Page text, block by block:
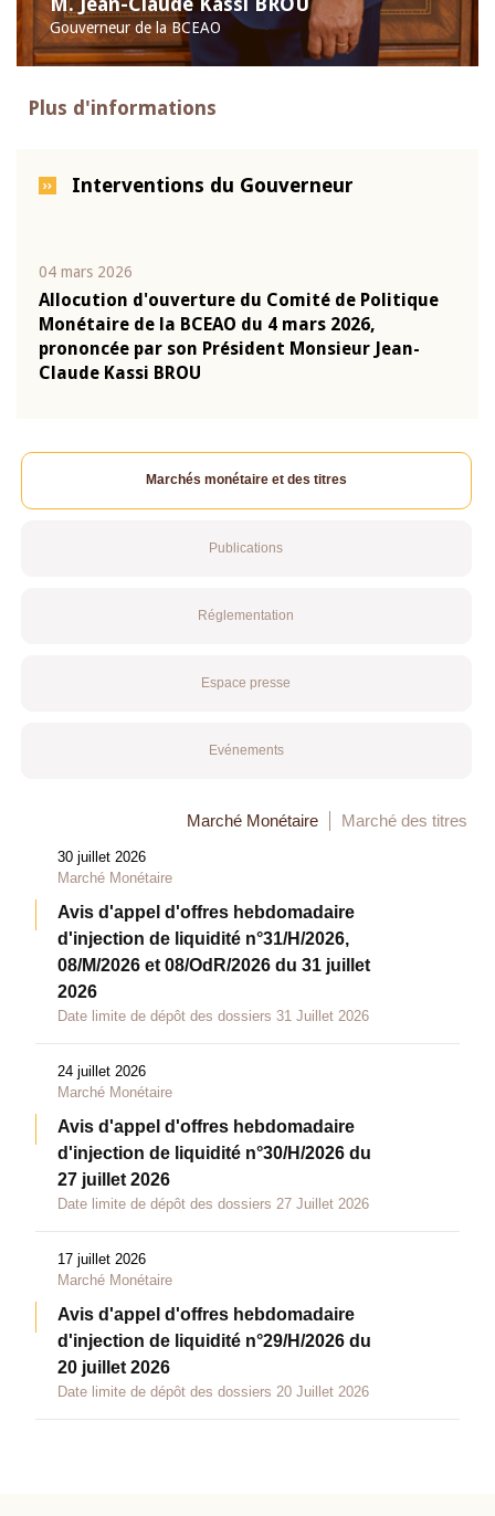
Gouverneur de la BCEAO
Plus d'informations
Interventions du Gouverneur
04 mars 2026
Allocution d'ouverture du Comité de Politique
Monétaire de la BCEAO du 4 mars 2026,
prononcée par son Président Monsieur Jean-
Claude Kassi BROU
Marchés monétaire et des titres
Publications
Réglementation
Espace presse
Evénements
Marché Monétaire Marché des titres
30 juillet 2026
Marché Monétaire
Avis d'appel d'offres hebdomadaire
d'injection de liquidité n°31/H/2026,
08/M/2026 et 08/OdR/2026 du 31 juillet
2026
Date limite de dépôt des dossiers 31 Juillet 2026
24 juillet 2026
Marché Monétaire
Avis d'appel d'offres hebdomadaire
d'injection de liquidité n°30/H/2026 du
27 juillet 2026
Date limite de dépôt des dossiers 27 Juillet 2026
17 juillet 2026
Marché Monétaire
Avis d'appel d'offres hebdomadaire
d'injection de liquidité n°29/H/2026 du
20 juillet 2026
Date limite de dépôt des dossiers 20 Juillet 2026